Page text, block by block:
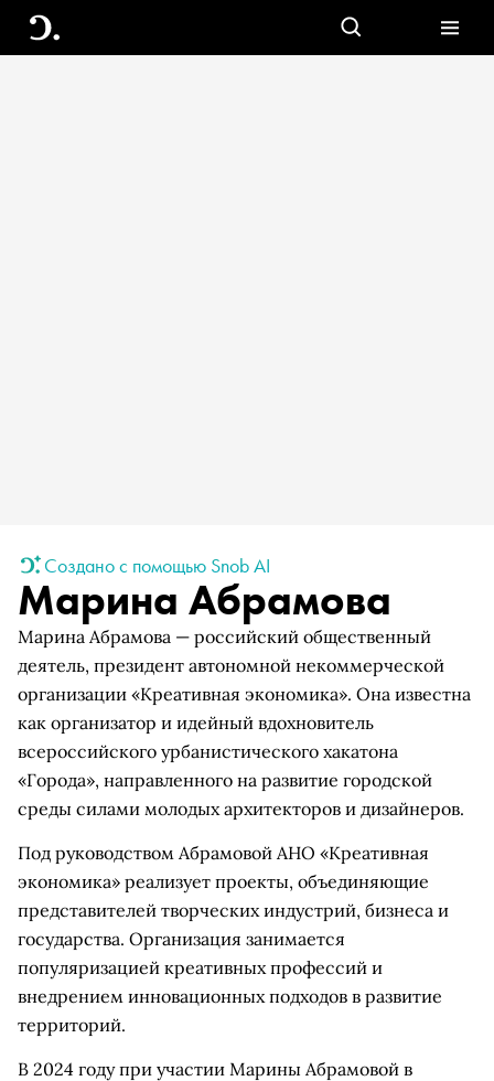
Создано с помощью Snob AI
Марина Абрамова
Марина Абрамова — российский общественный
деятель, президент автономной некоммерческой
организации «Креативная экономика». Она известна
как организатор и идейный вдохновитель
всероссийского урбанистического хакатона
«Города», направленного на развитие городской
среды силами молодых архитекторов и дизайнеров.
Под руководством Абрамовой АНО «Креативная
экономика» реализует проекты, объединяющие
представителей творческих индустрий, бизнеса и
государства. Организация занимается
популяризацией креативных профессий и
внедрением инновационных подходов в развитие
территорий.
В 2024 году при участии Марины Абрамовой в